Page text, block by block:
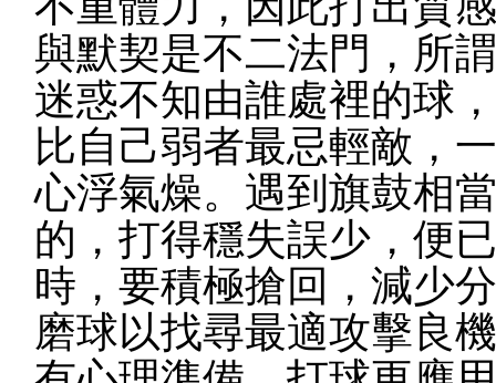
與默契是不二法門，所
迷惑不知由誰處裡的球
比自己弱者最忌輕敵，
心浮氣燥。遇到旗鼓相
的，打得穩失誤少，便
時，要積極搶回，減少
磨球以找尋最適攻擊良